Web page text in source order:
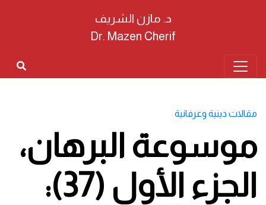
د. مازن الشريف
Dr. Mazen Cherif
مقالات دينية وعرفانية
موسوعة البرهان،
الجزء الأول (37):